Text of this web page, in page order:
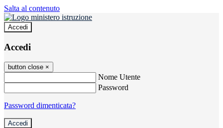
Salta al contenuto
Accedi
Accedi
button close ×
Nome Utente
Password
Password dimenticata?